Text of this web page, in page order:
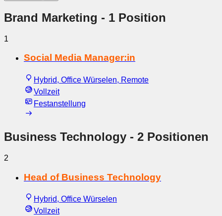
Brand Marketing - 1 Position
1
Social Media Manager:in
Hybrid, Office Würselen, Remote
Vollzeit
Festanstellung
Business Technology - 2 Positionen
2
Head of Business Technology
Hybrid, Office Würselen
Vollzeit